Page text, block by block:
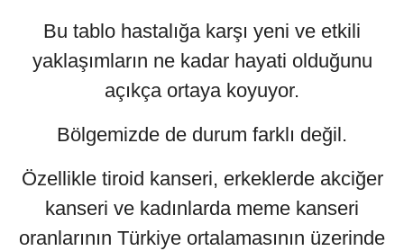
Bu tablo hastalığa karşı yeni ve etkili
yaklaşımların ne kadar hayati olduğunu
açıkça ortaya koyuyor.
Bölgemizde de durum farklı değil.
Özellikle tiroid kanseri, erkeklerde akciğer
kanseri ve kadınlarda meme kanseri
oranlarının Türkiye ortalamasının üzerinde